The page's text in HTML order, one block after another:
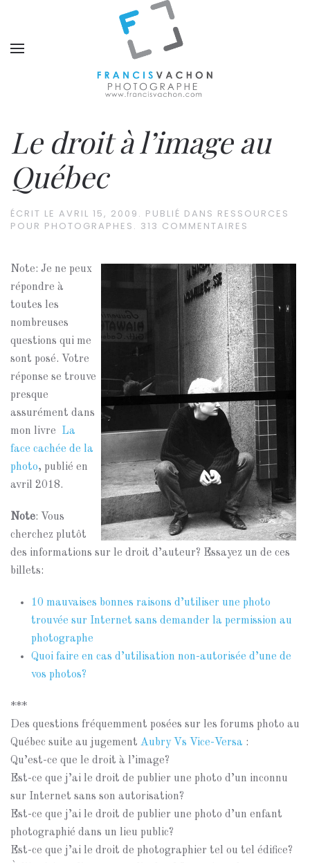
Le droit à l’image au
Québec
ÉCRIT LE AVRIL 15, 2009 . PUBLIÉ DANS RESSOURCES
POUR PHOTOGRAPHES . 313 COMMENTAIRES
Note: Je ne peux
répondre à
toutes les
nombreuses
questions qui me
sont posé. Votre
réponse se trouve
presque
assurément dans
mon livre La
face cachée de la
photo, publié en
avril 2018.
Note: Vous
cherchez plutôt
des informations sur le droit d’auteur? Essayez un de ces
billets:
10 mauvaises bonnes raisons d’utiliser une photo
trouvée sur Internet sans demander la permission au
photographe
Quoi faire en cas d’utilisation non-autorisée d’une de
vos photos?
***
Des questions fréquemment posées sur les forums photo au
Québec suite au jugement Aubry Vs Vice-Versa :
Qu’est-ce que le droit à l’image?
Est-ce que j’ai le droit de publier une photo d’un inconnu
sur Internet sans son autorisation?
Est-ce que j’ai le droit de publier une photo d’un enfant
photographié dans un lieu public?
Est-ce que j’ai le droit de photographier tel ou tel édifice?